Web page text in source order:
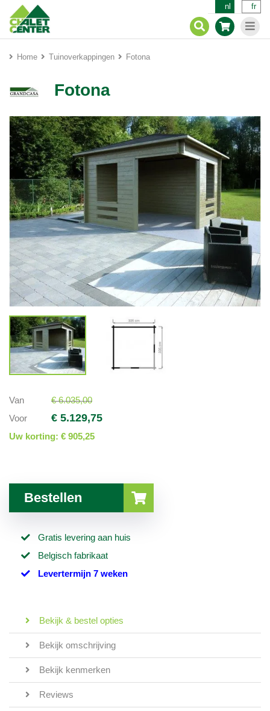
nl fr
Home Tuinoverkappingen Fotona
Fotona
Van
€ 6.035,00
Voor
€ 5.129,75
Uw korting: € 905,25
Bestellen
Gratis levering aan huis
Belgisch fabrikaat
Levertermijn 7 weken
Bekijk & bestel opties
Bekijk omschrijving
Bekijk kenmerken
Reviews